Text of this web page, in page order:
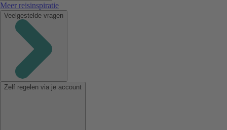
Meer reisinspiratie
Veelgestelde vragen
Zelf regelen via je account